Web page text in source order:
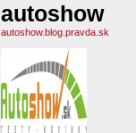
autoshow
autoshow.blog.pravda.sk